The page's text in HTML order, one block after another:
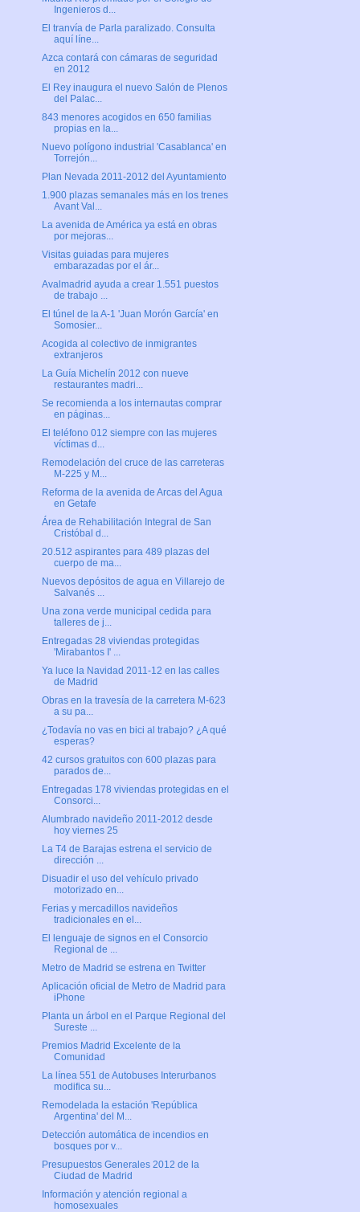
Ingenieros d...
El tranvía de Parla paralizado. Consulta
aquí líne...
Azca contará con cámaras de seguridad
en 2012
El Rey inaugura el nuevo Salón de Plenos
del Palac...
843 menores acogidos en 650 familias
propias en la...
Nuevo polígono industrial 'Casablanca' en
Torrejón...
Plan Nevada 2011-2012 del Ayuntamiento
1.900 plazas semanales más en los trenes
Avant Val...
La avenida de América ya está en obras
por mejoras...
Visitas guiadas para mujeres
embarazadas por el ár...
Avalmadrid ayuda a crear 1.551 puestos
de trabajo ...
El túnel de la A-1 'Juan Morón García' en
Somosier...
Acogida al colectivo de inmigrantes
extranjeros
La Guía Michelín 2012 con nueve
restaurantes madri...
Se recomienda a los internautas comprar
en páginas...
El teléfono 012 siempre con las mujeres
víctimas d...
Remodelación del cruce de las carreteras
M-225 y M...
Reforma de la avenida de Arcas del Agua
en Getafe
Área de Rehabilitación Integral de San
Cristóbal d...
20.512 aspirantes para 489 plazas del
cuerpo de ma...
Nuevos depósitos de agua en Villarejo de
Salvanés ...
Una zona verde municipal cedida para
talleres de j...
Entregadas 28 viviendas protegidas
'Mirabantos I' ...
Ya luce la Navidad 2011-12 en las calles
de Madrid
Obras en la travesía de la carretera M-623
a su pa...
¿Todavía no vas en bici al trabajo? ¿A qué
esperas?
42 cursos gratuitos con 600 plazas para
parados de...
Entregadas 178 viviendas protegidas en el
Consorci...
Alumbrado navideño 2011-2012 desde
hoy viernes 25
La T4 de Barajas estrena el servicio de
dirección ...
Disuadir el uso del vehículo privado
motorizado en...
Ferias y mercadillos navideños
tradicionales en el...
El lenguaje de signos en el Consorcio
Regional de ...
Metro de Madrid se estrena en Twitter
Aplicación oficial de Metro de Madrid para
iPhone
Planta un árbol en el Parque Regional del
Sureste ...
Premios Madrid Excelente de la
Comunidad
La línea 551 de Autobuses Interurbanos
modifica su...
Remodelada la estación 'República
Argentina' del M...
Detección automática de incendios en
bosques por v...
Presupuestos Generales 2012 de la
Ciudad de Madrid
Información y atención regional a
homosexuales